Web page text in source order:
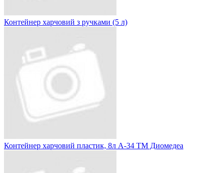
Контейнер харчовий з ручками (5 л)
Контейнер харчовий пластик, 8л А-34 ТМ Диомедеа